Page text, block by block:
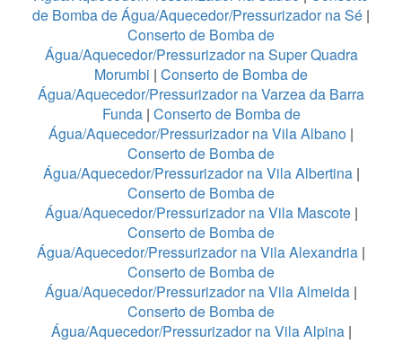
de Bomba de Água/Aquecedor/Pressurizador na Sé |
Conserto de Bomba de
Água/Aquecedor/Pressurizador na Super Quadra
Morumbi | Conserto de Bomba de
Água/Aquecedor/Pressurizador na Varzea da Barra
Funda| Conserto de Bomba de
Água/Aquecedor/Pressurizador na Vila Albano |
Conserto de Bomba de
Água/Aquecedor/Pressurizador na Vila Albertina|
Conserto de Bomba de
Água/Aquecedor/Pressurizador na Vila Mascote|
Conserto de Bomba de
Água/Aquecedor/Pressurizador na Vila Alexandria |
Conserto de Bomba de
Água/Aquecedor/Pressurizador na Vila Almeida |
Conserto de Bomba de
Água/Aquecedor/Pressurizador na Vila Alpina |